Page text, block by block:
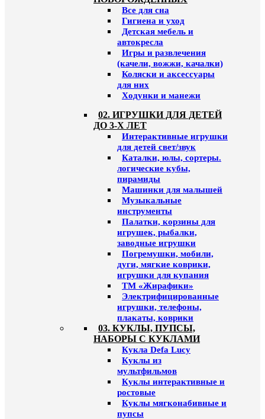
Все для сна
Гигиена и уход
Детская мебель и
автокресла
Игры и развлечения
(качели, вожжи, качалки)
Коляски и аксессуары
для них
Ходунки и манежи
02. ИГРУШКИ ДЛЯ ДЕТЕЙ
ДО 3-Х ЛЕТ
Интерактивные игрушки
для детей свет/звук
Каталки, юлы, сортеры.
логические кубы,
пирамиды
Машинки для малышей
Музыкальные
инструменты
Палатки, корзины для
игрушек, рыбалки,
заводные игрушки
Погремушки, мобили,
дуги, мягкие коврики,
игрушки для купания
ТМ «Жирафики»
Электрифицированные
игрушки, телефоны,
плакаты, коврики
03. КУКЛЫ, ПУПСЫ,
НАБОРЫ С КУКЛАМИ
Кукла Defa Lucy
Куклы из
мультфильмов
Куклы интерактивные и
ростовые
Куклы мягконабивные и
пупсы